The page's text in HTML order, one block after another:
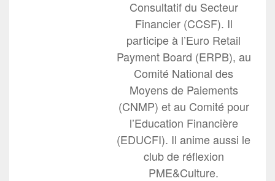
Consultatif du Secteur
Financier (CCSF). Il
participe à l’Euro Retail
Payment Board (ERPB), au
Comité National des
Moyens de Paiements
(CNMP) et au Comité pour
l’Education Financière
(EDUCFI). Il anime aussi le
club de réflexion
PME&Culture.